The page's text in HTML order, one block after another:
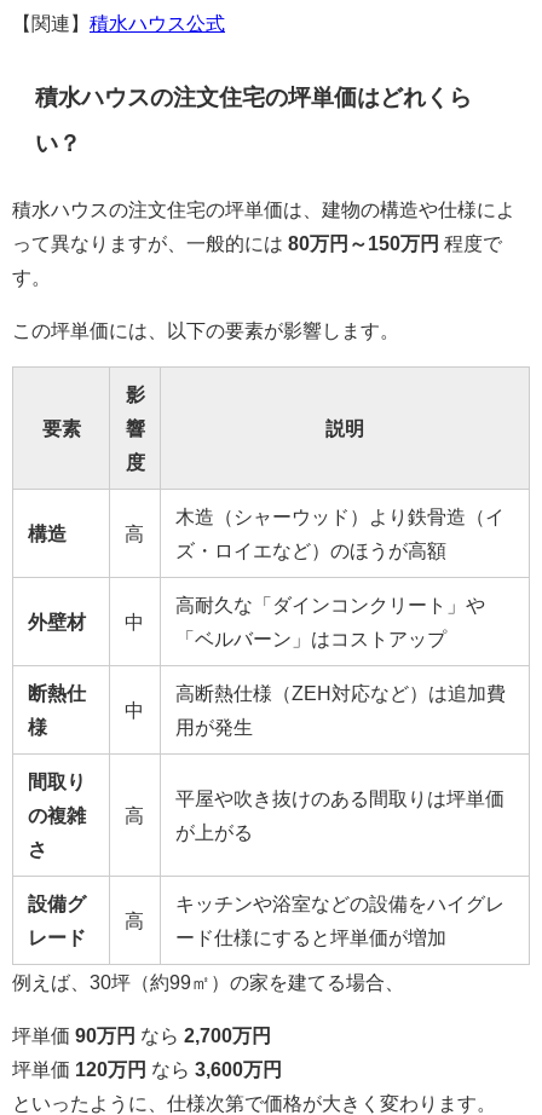
【関連】 積水ハウス公式
積水ハウスの注文住宅の坪単価はどれくら
い？
積水ハウスの注文住宅の坪単価は、建物の構造や仕様によ
って異なりますが、一般的には 80万円～150万円 程度で
す。
この坪単価には、以下の要素が影響します。
要素
影
響
度
説明
構造 高
木造（シャーウッド）より鉄骨造（イ
ズ・ロイエなど）のほうが高額
外壁材 中
高耐久な「ダインコンクリート」や
「ベルバーン」はコストアップ
断熱仕
様
中
高断熱仕様（ZEH対応など）は追加費
用が発生
間取り
の複雑
さ
高
平屋や吹き抜けのある間取りは坪単価
が上がる
設備グ
レード
高
キッチンや浴室などの設備をハイグレ
ード仕様にすると坪単価が増加
例えば、30坪（約99㎡）の家を建てる場合、
坪単価 90万円 なら 2,700万円
坪単価 120万円 なら 3,600万円
といったように、仕様次第で価格が大きく変わります。